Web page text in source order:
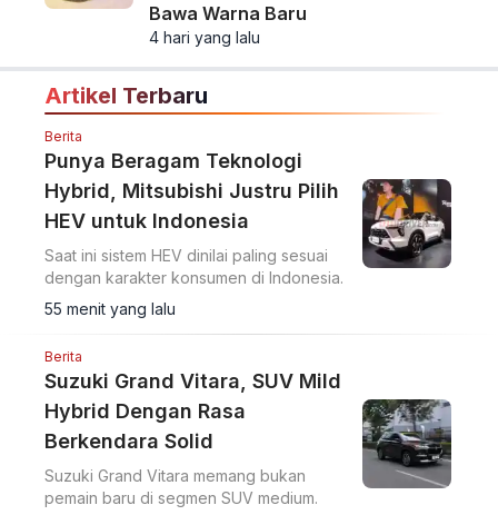
Bawa Warna Baru
4 hari yang lalu
Artikel Terbaru
Berita
Punya Beragam Teknologi
Hybrid, Mitsubishi Justru Pilih
HEV untuk Indonesia
Saat ini sistem HEV dinilai paling sesuai
dengan karakter konsumen di Indonesia.
55 menit yang lalu
Berita
Suzuki Grand Vitara, SUV Mild
Hybrid Dengan Rasa
Berkendara Solid
Suzuki Grand Vitara memang bukan
pemain baru di segmen SUV medium.